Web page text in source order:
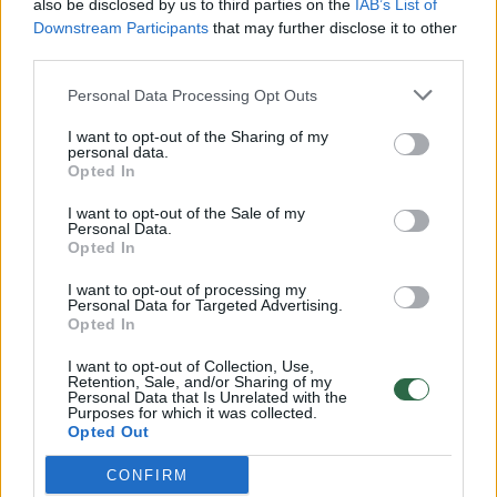
also be disclosed by us to third parties on the IAB’s List of
Downstream Participants that may further disclose it to other
Personal Data Processing Opt Outs
I want to opt-out of the Sharing of my
personal data.
Opted In
I want to opt-out of the Sale of my
Personal Data.
Opted In
I want to opt-out of processing my
Personal Data for Targeted Advertising.
Opted In
I want to opt-out of Collection, Use,
Retention, Sale, and/or Sharing of my
Personal Data that Is Unrelated with the
Purposes for which it was collected.
Opted Out
CONFIRM
Žinios | Lietuvos diena
Savaitės vidurys nusimato karštas: temperatūra kils iki
Žinios | Orai
00:15:54
V. Zalužno pasisakymą laiko bandymu įsitvirtinti
Ukrainos politikoje: jis yra neteisus
Laidos | Nauja diena
Sinoptikai atsakė, kokiais orais užbaigsime darbo
savaitę: karščiai atsitrauks
Žinios | Orai